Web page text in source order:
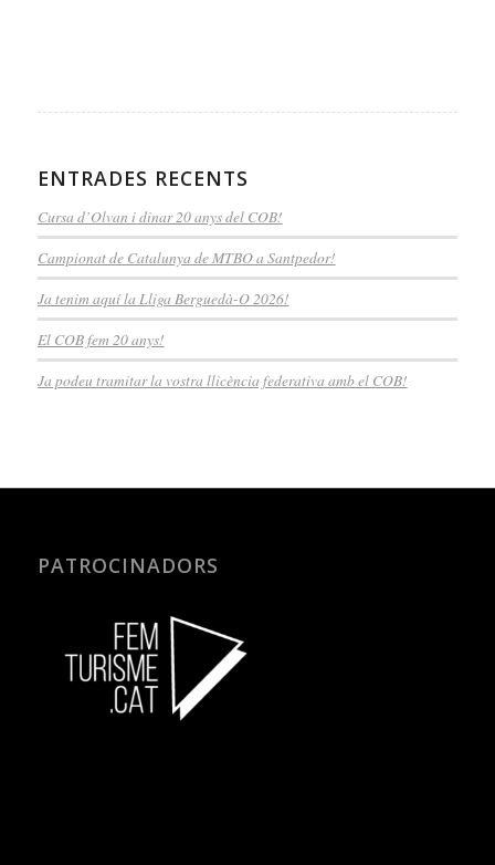
ENTRADES RECENTS
Cursa d’Olvan i dinar 20 anys del COB!
Campionat de Catalunya de MTBO a Santpedor!
Ja tenim aquí la Lliga Berguedà-O 2026!
El COB fem 20 anys!
Ja podeu tramitar la vostra llicència federativa amb el COB!
PATROCINADORS